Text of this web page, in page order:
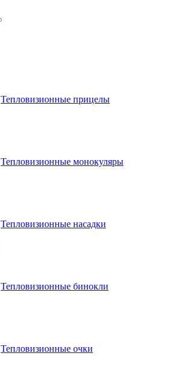
Тепловизионные прицелы
Тепловизионные монокуляры
Тепловизионные насадки
Тепловизионные бинокли
Тепловизионные очки